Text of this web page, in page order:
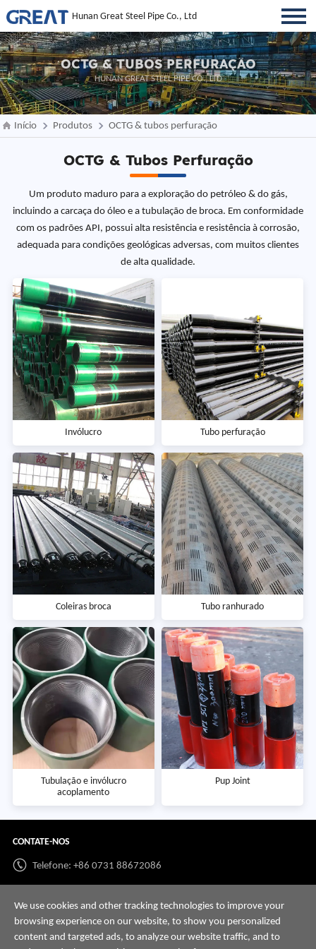
Hunan Great Steel Pipe Co., Ltd
OCTG & TUBOS PERFURAÇÃO
HUNAN GREAT STEEL PIPE CO., LTD
Início Produtos OCTG & tubos perfuração
OCTG & Tubos Perfuração
Um produto maduro para a exploração do petróleo & do gás,
incluindo a carcaça do óleo e a tubulação de broca. Em conformidade
com os padrões API, possui alta resistência e resistência à corrosão,
adequada para condições geológicas adversas, com muitos clientes
de alta qualidade.
Invólucro Tubo perfuração
Coleiras broca Tubo ranhurado
Tubulação e invólucro
acoplamento
Pup Joint
CONTATE-NOS
Telefone: +86 0731 88672086
E-mail:info@hnssd.com
We use cookies and other tracking technologies to improve your
browsing experience on our website, to show you personalized
content and targeted ads, to analyze our website traffic, and to